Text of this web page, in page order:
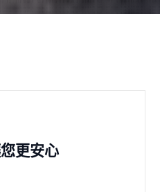
更安心